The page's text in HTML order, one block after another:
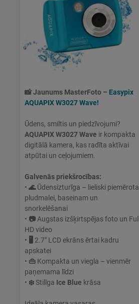
📸Jaunums MasterFoto – Easypix
AQUAPIX W3027 Wave!
Ūdens, smiltis un piedzīvojumi?
AQUAPIX W3027 Wave ir kompakta
digitālā kamera, kas radīta aktīvai
atpūtai un ceļojumiem.
Galvenās priekšrocības:
• 🌊Ūdensizturīga – lieliski piemērota
pludmalei, baseinam un
snorkelēšanai
• 📷 Augstas izšķirtspējas foto un Full
HD video
• 🖥 2.7" LCD ekrāns ērtai kadru
apskatei
• 👜 Kompakta un viegla – vienmēr
paņemama līdzi
• ❄️Stilīga Ice Blue krāsa